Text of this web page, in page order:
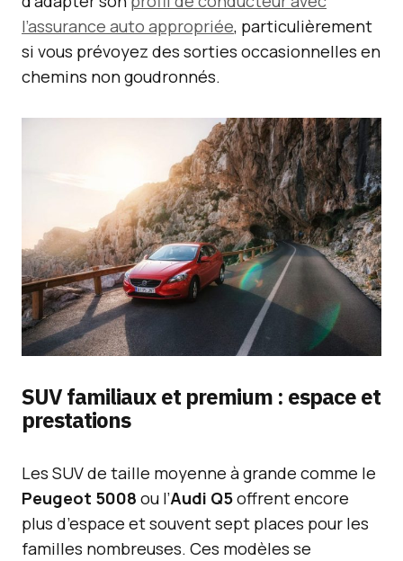
l’assurance auto appropriée, particulièrement
si vous prévoyez des sorties occasionnelles en
chemins non goudronnés.
SUV familiaux et premium : espace et
prestations
Les SUV de taille moyenne à grande comme le
Peugeot 5008 ou l’Audi Q5offrent encore
plus d’espace et souvent sept places pour les
familles nombreuses. Ces modèles se